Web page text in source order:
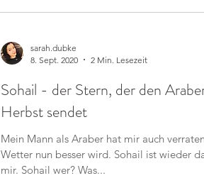
sarah.dubke
8. Sept. 2020
2 Min. Lesezeit
Sohail - der Stern, der den
Herbst sendet
Mein Mann als Araber hat mir auch
Wetter nun besser wird. Sohail ist wieder
mir. Sohail wer? Was...